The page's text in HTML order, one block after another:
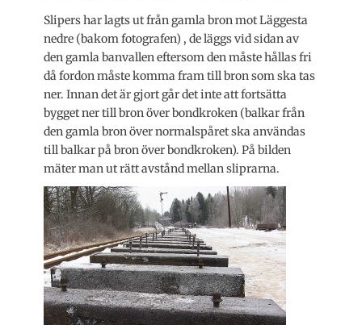
Slipers har lagts ut från gamla bron mot Läggesta
nedre (bakom fotografen) , de läggs vid sidan av
den gamla banvallen eftersom den måste hållas fri
då fordon måste komma fram till bron som ska tas
ner. Innan det är gjort går det inte att fortsätta
bygget ner till bron över bondkroken (balkar från
den gamla bron över normalspåret ska användas
till balkar på bron över bondkroken). På bilden
mäter man ut rätt avstånd mellan sliprarna.